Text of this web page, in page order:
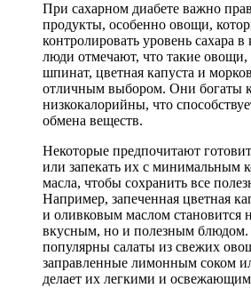
При сахарном диабете важно
продукты, особенно овощи,
контролировать уровень сахара
люди отмечают, что такие овощи,
шпинат, цветная капуста и
отличным выбором. Они богаты
низкокалорийны, что
обмена веществ.
Некоторые предпочитают
или запекать их с минимальным
масла, чтобы сохранить все
Например, запеченная цветная
и оливковым маслом становится
вкусным, но и полезным
популярны салаты из свежих
заправленные лимонным соком
делает их легкими и